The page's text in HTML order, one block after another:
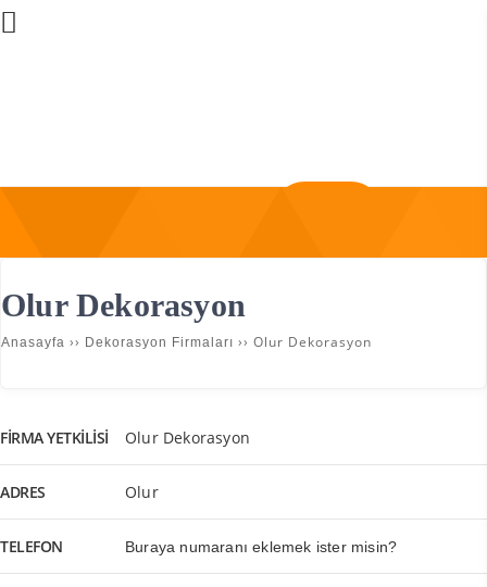
Olur Dekorasyon
Anasayfa ›› Dekorasyon Firmaları ›› Olur Dekorasyon
FIRMA YETKILISI Olur Dekorasyon
ADRES Olur
TELEFON Buraya numaranı eklemek ister misin?